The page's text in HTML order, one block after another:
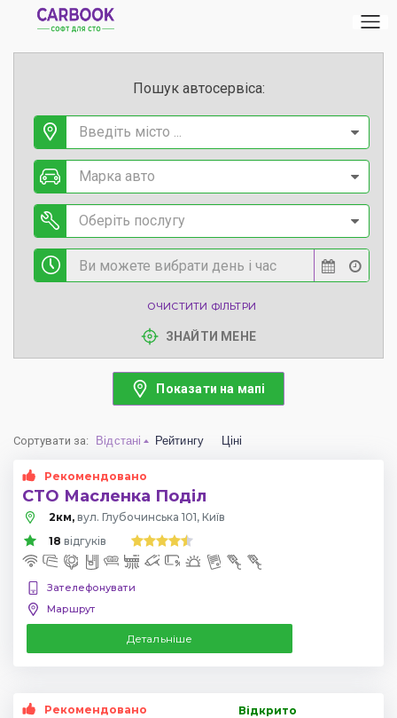
Пошук автосервіса:
Введіть місто ...
Марка авто
Оберіть послугу
ОЧИСТИТИ ФІЛЬТРИ
ЗНАЙТИ МЕНЕ
Показати на мапі
Сортувати за: Відстані Рейтингу Ціні
Рекомендовано
СТО Масленка Поділ
2км, вул. Глубочинська 101, Київ
18 відгуків
Зателефонувати
Маршрут
Детальніше
Рекомендовано Відкрито